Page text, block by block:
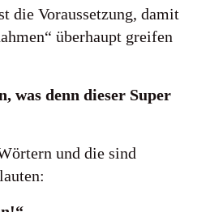
die Voraussetzung, damit
überhaupt greifen
was denn dieser Super
und die sind